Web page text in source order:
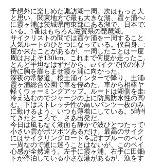
予想外に楽しめた諏訪湖一周。次はもっと
と思い、関東地方で最も大きな湖、霞ヶ浦
に霞ヶ浦は茨城県南東部にある湖で、日本
いる。1番はもちろん滋賀県の琵琶湖。
サイクリストの間では霞ケ浦を一周すること
人気ルートのひとつになっている。僕自身
度か来たことがあるが、一周したことは一
周はおよそ130km。これまで何度か走った
とんど平坦なはずだから、eバイクで僕の体
待に胸を膨らませ霞ヶ浦に向かった。
深夜の常磐道、桜土浦インターで降り、土
霞ヶ浦総合公園で車を停めた。車から相棒
軽くウォーミングアップ。ルートは湖側を走
冷え込むのでジャージの上に防風防水性の
む。下はストレッチ性の高いパンツ一枚の
に動けるよう、いつも薄着にしている。5時
てきたところで、さあ出発だ。
今日は風もなく湖面も静かで波ひとつたっ
小さい雲がポツポツあるだけ。最高のサイ
にはサイクリングロードを記すブルーのペ
一周なので道に迷うことはないが、このペ
心感が全然違う。左手に霞ヶ浦、右手に田
トが停泊している小さな港があるが、漁をす